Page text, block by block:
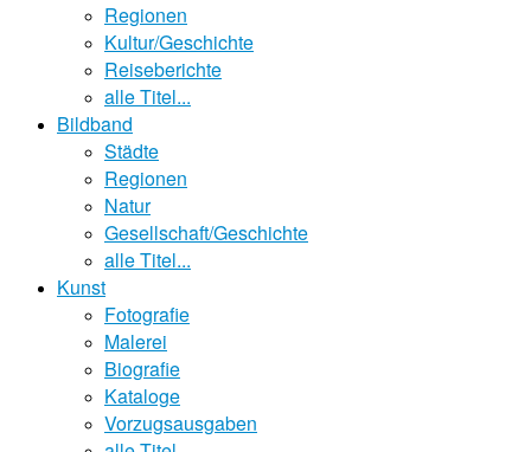
Regionen
Kultur/Geschichte
Reiseberichte
alle Titel...
Bildband
Städte
Regionen
Natur
Gesellschaft/Geschichte
alle Titel...
Kunst
Fotografie
Malerei
Biografie
Kataloge
Vorzugsausgaben